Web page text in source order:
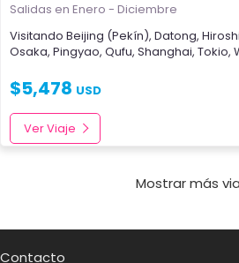
Salidas en Enero - Diciembre
Visitando Beijing (Pekín), Datong,
Osaka, Pingyao, Qufu, Shanghai, Tokio,
$5,478 USD
Ver Viaje
Mostrar más
Contacto